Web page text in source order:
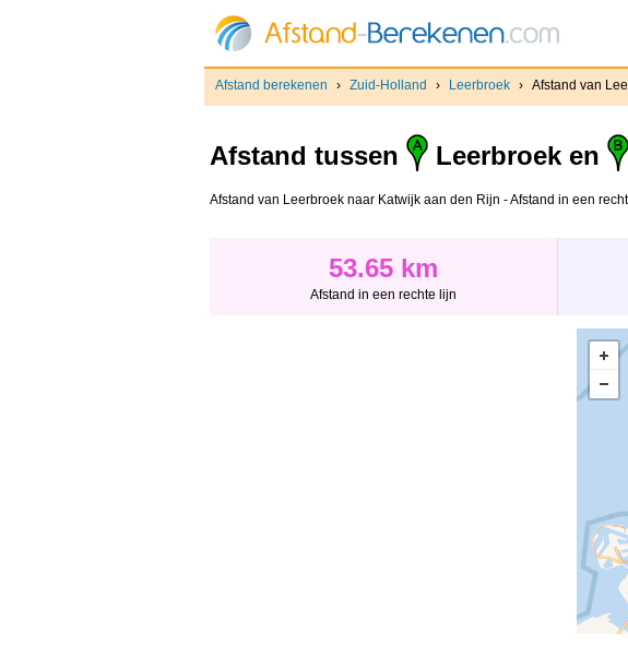
Afstand berekenen › Zuid-Holland › Leerbroek › Afstand van
Afstand tussen Leerbroek en
Afstand van Leerbroek naar Katwijk aan den Rijn - Afstand in een
53.65 km
Afstand in een rechte lijn